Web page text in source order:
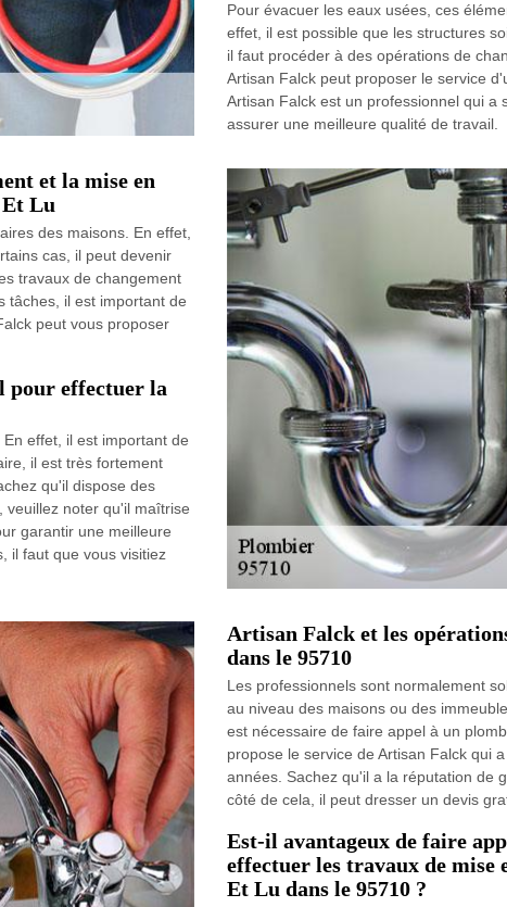
Pour évacuer les eaux usées, ces
effet, il est possible que les structures
il faut procéder à des opérations de
Artisan Falck peut proposer le service
Artisan Falck est un professionnel qui a
assurer une meilleure qualité de travail.
et la mise en
Lu
des maisons. En effet,
cas, il peut devenir
travaux de changement
tâches, il est important de
peut vous proposer
pour effectuer la
effet, il est important de
il est très fortement
qu'il dispose des
veuillez noter qu'il maîtrise
garantir une meilleure
il faut que vous visitiez
Artisan Falck et les
dans le 95710
Les professionnels sont normalement
au niveau des maisons ou des
est nécessaire de faire appel à un
propose le service de Artisan Falck qui
années. Sachez qu'il a la réputation de
côté de cela, il peut dresser un devis
Est-il avantageux de faire
effectuer les travaux de mise
Et Lu dans le 95710 ?